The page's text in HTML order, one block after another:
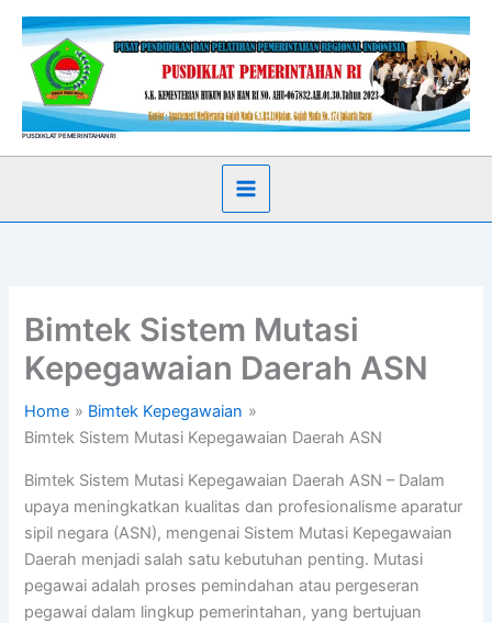
Skip
content
PUSDIKLAT PEMERINTAHAN RI
Bimtek Sistem Mutasi
Kepegawaian Daerah ASN
Home
Bimtek Kepegawaian
Bimtek Sistem Mutasi Kepegawaian Daerah ASN
Bimtek Sistem Mutasi Kepegawaian Daerah ASN – Dalam
upaya meningkatkan kualitas dan profesionalisme aparatur
sipil negara (ASN), mengenai Sistem Mutasi Kepegawaian
Daerah menjadi salah satu kebutuhan penting. Mutasi
pegawai adalah proses pemindahan atau pergeseran
pegawai dalam lingkup pemerintahan, yang bertujuan